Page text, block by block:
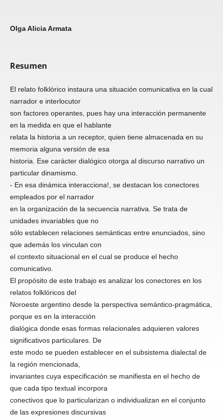
Olga Alicia Armata
Resumen
El relato folklórico instaura una situación comunicativa en la cual
narrador e interlocutor
son factores operantes, pues hay una interacción permanente
en la medida en que el hablante
relata la historia a un receptor, quien tiene almacenada en su
memoria alguna versión de esa
historia. Ese carácter dialógico otorga al discurso narrativo un
particular dinamismo.
- En esa dinámica interacciona!, se destacan los conectores
empleados por el narrador
en la organización de la secuencia narrativa. Se trata de
unidades invariables que no
sólo establecen relaciones semánticas entre enunciados, sino
que además los vinculan con
el contexto situacional en el cual se produce el hecho
comunicativo.
El propósito de este trabajo es analizar los conectores en los
relatos folklóricos del
Noroeste argentino desde la perspectiva semántico-pragmática,
porque es en la interacción
dialógica donde esas formas relacionales adquieren valores
significativos particulares. De
este modo se pueden establecer en el subsistema dialectal de
la región mencionada,
invariantes cuya especificación se manifiesta en el hecho de
que cada tipo textual incorpora
conectivos que lo particularizan o individualizan en el conjunto
de las expresiones discursivas